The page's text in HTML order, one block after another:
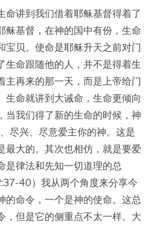
命讲到我们借着耶稣基督得着了
稣基督，在神的国中有份，生命
宝贝。使命是耶稣升天之前对门
生命跟随他的人，并不是得着生
主再来的那一天，而是上帝给门
生命就讲到大诫命，生命更倾向
当我们得了新的生命的时候，神
尽兴、尽意爱主你的神。这是
最大的。其次也相仿，就是要爱
是律法和先知一切道理的总
40）我从两个角度来分享今
的命令，一个是神的使命。这总
，但是它的侧重点不太一样。大